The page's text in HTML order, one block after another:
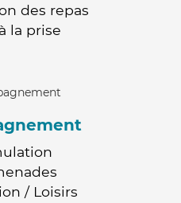
des repas
la prise
/ Loisirs